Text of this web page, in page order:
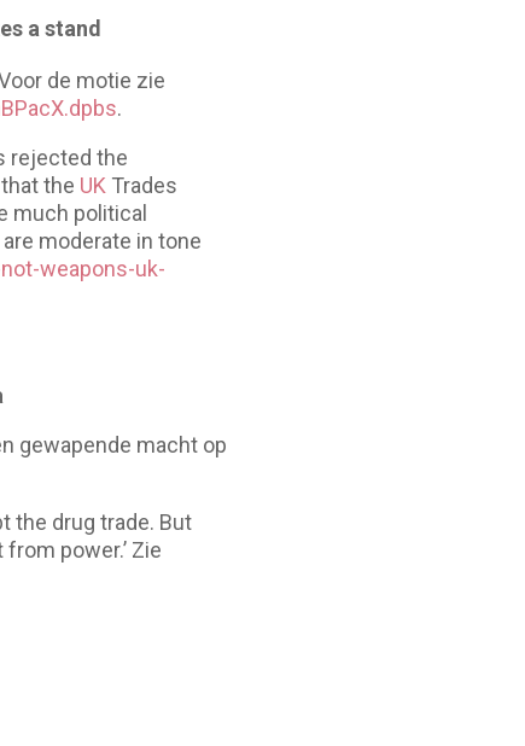
a stand
de motie zie
.
rejected the
the UK Trades
much political
moderate in tone
weapons-uk-
gewapende macht op
the drug trade. But
power.’ Zie